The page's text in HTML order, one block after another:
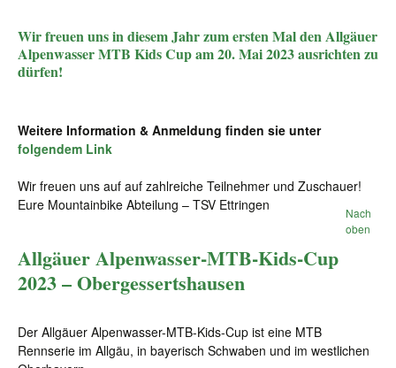
Wir freuen uns in diesem Jahr zum ersten Mal den Allgäuer
Alpenwasser MTB Kids Cup am 20. Mai 2023 ausrichten zu
dürfen!
Weitere Information & Anmeldung finden sie unter
folgendem Link
Wir freuen uns auf auf zahlreiche Teilnehmer und Zuschauer!
Eure Mountainbike Abteilung – TSV Ettringen
Nach
oben
Allgäuer Alpenwasser-MTB-Kids-Cup
2023 – Obergessertshausen
Der Allgäuer Alpenwasser-MTB-Kids-Cup ist eine MTB
Rennserie im Allgäu, in bayerisch Schwaben und im westlichen